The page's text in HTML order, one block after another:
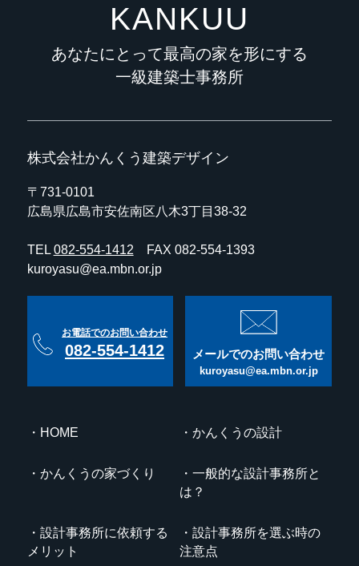
KANKUU
あなたにとって最高の家を形にする
一級建築士事務所
株式会社かんくう建築デザイン
〒731-0101
広島県広島市安佐南区八木3丁目38-32
TEL 082-554-1412 FAX 082-554-1393
kuroyasu@ea.mbn.or.jp
お電話でのお問い合わせ
082-554-1412 メールでのお問い合わせ
kuroyasu@ea.mbn.or.jp
HOME かんくうの設計
かんくうの家づくり
一般的な設計事務所と
は？
設計事務所に依頼する
メリット
設計事務所を選ぶ時の
注意点